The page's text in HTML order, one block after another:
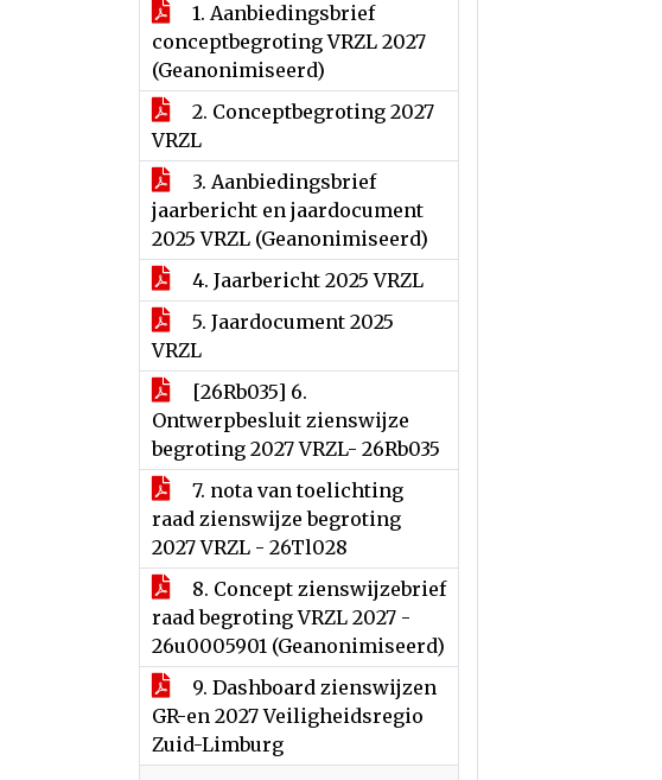
1. Aanbiedingsbrief
conceptbegroting VRZL 2027
(Geanonimiseerd)
2. Conceptbegroting 2027
VRZL
3. Aanbiedingsbrief
jaarbericht en jaardocument
2025 VRZL (Geanonimiseerd)
4. Jaarbericht 2025 VRZL
5. Jaardocument 2025
VRZL
[26Rb035] 6.
Ontwerpbesluit zienswijze
begroting 2027 VRZL- 26Rb035
7. nota van toelichting
raad zienswijze begroting
2027 VRZL - 26Tl028
8. Concept zienswijzebrief
raad begroting VRZL 2027 -
26u0005901 (Geanonimiseerd)
9. Dashboard zienswijzen
GR-en 2027 Veiligheidsregio
Zuid-Limburg